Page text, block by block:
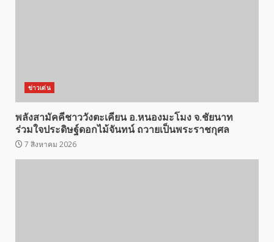
ข่าวเด่น
พลังสามัคคีชาววังตะเคียน อ.หนองมะโมง จ.ชัยนาท
ร่วมใจประดิษฐ์ดอกไม้จันทน์ ถวายเป็นพระราชกุศล
7 สิงหาคม 2026